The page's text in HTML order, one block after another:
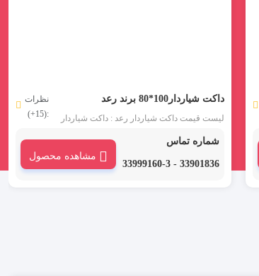
داکت شیاردار100*80 برند رعد
لیست قیمت داکت شیاردار رعد : داکت شیاردار
ارتفاع 10 سانتی متر عرضه می شود. این محصول
از مواد PVC غیر قابل اشتعال و هالوژن فری
ساخته شده است و در صورت اشتعال نیز قابلیت
نظرات
:(15+)
شماره تماس
33901836 - 33999160-3
مشاهده محصول